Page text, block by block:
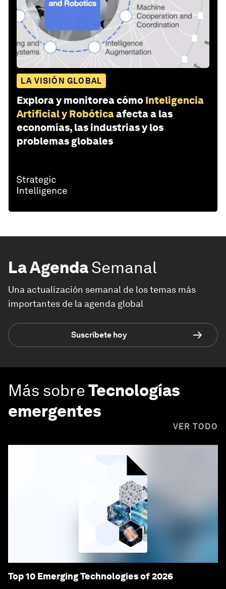
LA VISIÓN GLOBAL
Explora y monitorea cómo Inteligencia
Artificial y Robóticaafecta a las
economías, las industrias y los
problemas globales
La AgendaSemanal
Una actualización semanal de los temas más
importantes de la agenda global
Suscríbete hoy
Más sobreTecnologías
emergentes
VER TODO
Top 10 Emerging Technologies of 2026